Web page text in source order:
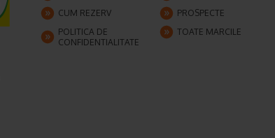
CUM REZERV
PROSPECTE
POLITICA DE
CONFIDENTIALITATE
TOATE MARCILE